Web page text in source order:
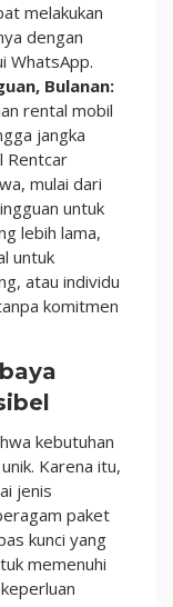
melakukan
dengan
WhatsApp.
Bulanan:
rental mobil
jangka
Rentcar
mulai dari
untuk
lebih lama,
untuk
atau individu
komitmen
kebutuhan
Karena itu,
jenis
paket
kunci yang
memenuhi